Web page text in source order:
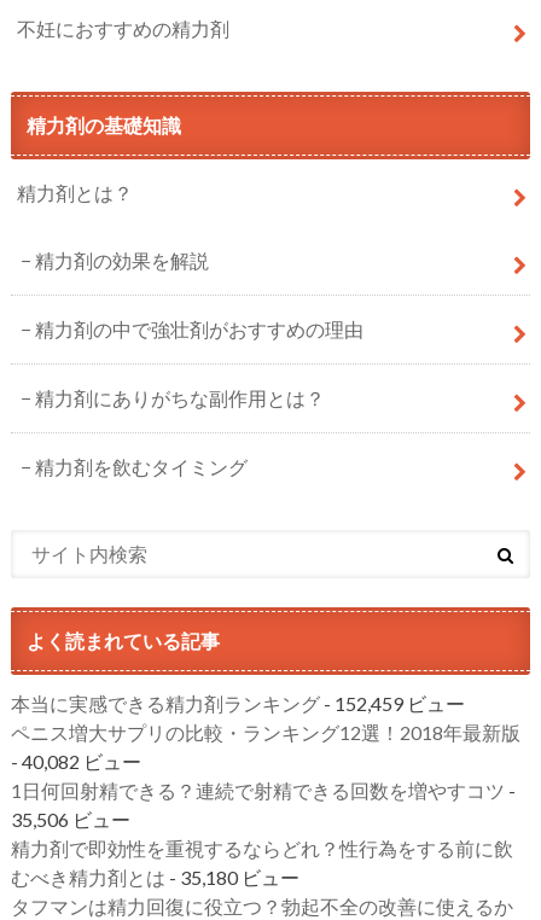
不妊におすすめの精力剤
精力剤の基礎知識
精力剤とは？
精力剤の効果を解説
精力剤の中で強壮剤がおすすめの理由
精力剤にありがちな副作用とは？
精力剤を飲むタイミング
よく読まれている記事
本当に実感できる精力剤ランキング- 152,459 ビュー
ペニス増大サプリの比較・ランキング12選！2018年最新版
- 40,082 ビュー
1日何回射精できる？連続で射精できる回数を増やすコツ -
35,506 ビュー
精力剤で即効性を重視するならどれ？性行為をする前に飲
むべき精力剤とは - 35,180 ビュー
タフマンは精力回復に役立つ？勃起不全の改善に使えるか